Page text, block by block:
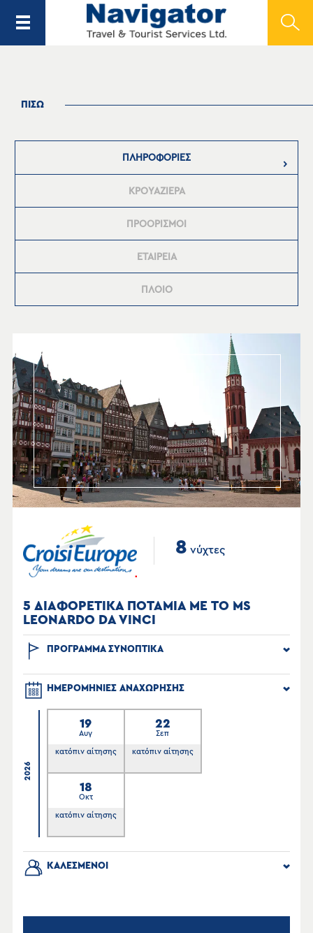
ΠΙΣΩ
ΠΛΗΡΟΦΟΡΙΕΣ
ΚΡΟΥΑΖΙΕΡΑ
ΠΡΟΟΡΙΣΜΟΙ
ΕΤΑΙΡΕΙΑ
ΠΛΟΙΟ
8 νύχτες
5 ΔΙΑΦΟΡΕΤΙΚΑ ΠΟΤΑΜΙΑ ΜΕ ΤΟ MS
LEONARDO DA VINCI
ΠΡΟΓΡΑΜΜΑ ΣΥΝΟΠΤΙΚΑ
ΗΜΕΡΟΜΗΝΙΕΣ ΑΝΑΧΩΡΗΣΗΣ
2026
19
Αυγ
κατόπιν αίτησης
22
Σεπ
κατόπιν αίτησης
18
Οκτ
κατόπιν αίτησης
ΚΑΛΕΣΜΕΝΟΙ